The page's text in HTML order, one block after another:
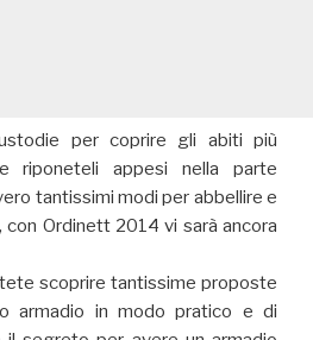
per coprire gli abiti più
riponeteli appesi nella parte
tantissimi modi per abbellire e
con Ordinett 2014 vi sarà ancora
scoprire tantissime proposte
armadio in modo pratico e di